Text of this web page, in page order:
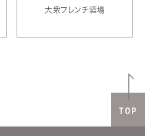
大衆フレンチ酒場
TOP